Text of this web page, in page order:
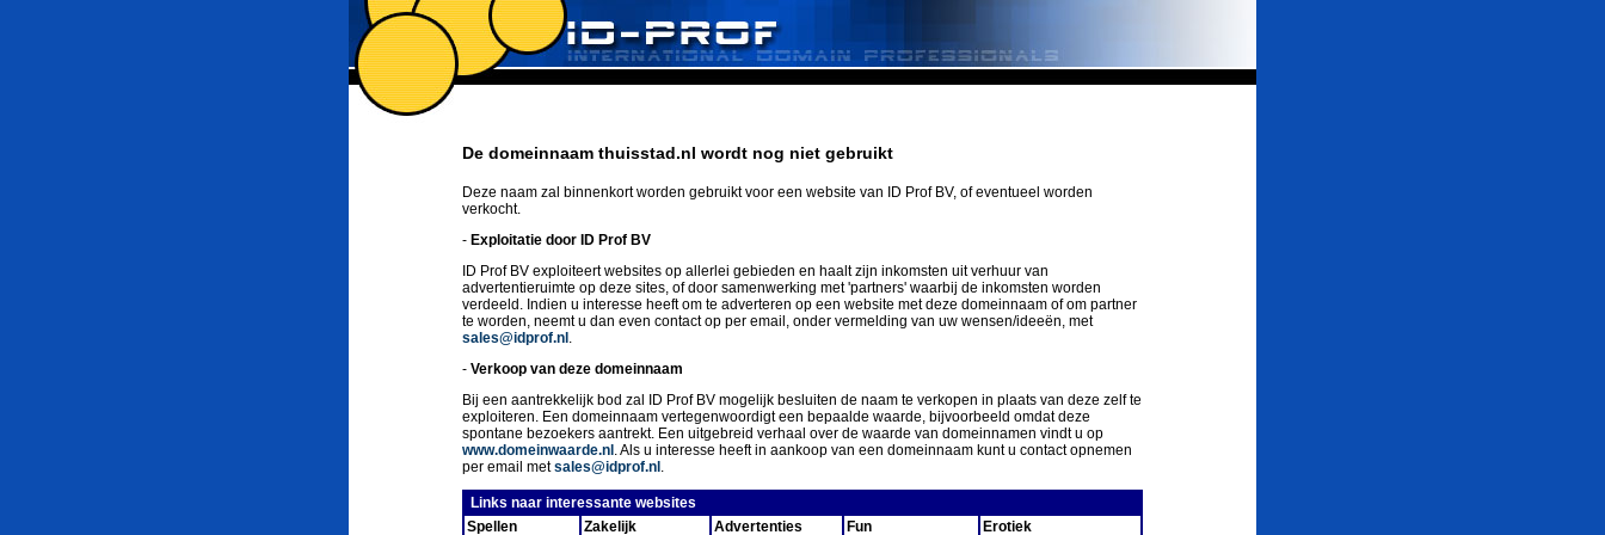
De domeinnaam thuisstad.nl wordt nog niet gebruikt
Deze naam zal binnenkort worden gebruikt voor een website van ID Prof BV, of eventueel worden
verkocht.
- Exploitatie door ID Prof BV
ID Prof BV exploiteert websites op allerlei gebieden en haalt zijn inkomsten uit verhuur van
advertentieruimte op deze sites, of door samenwerking met 'partners' waarbij de inkomsten worden
verdeeld. Indien u interesse heeft om te adverteren op een website met deze domeinnaam of om partner
te worden, neemt u dan even contact op per email, onder vermelding van uw wensen/ideeën, met
sales@idprof.nl .
- Verkoop van deze domeinnaam
Bij een aantrekkelijk bod zal ID Prof BV mogelijk besluiten de naam te verkopen in plaats van deze zelf te
exploiteren. Een domeinnaam vertegenwoordigt een bepaalde waarde, bijvoorbeeld omdat deze
spontane bezoekers aantrekt. Een uitgebreid verhaal over de waarde van domeinnamen vindt u op
www.domeinwaarde.nl . Als u interesse heeft in aankoop van een domeinnaam kunt u contact opnemen
per email metsales@idprof.nl .
Links naar interessante websites
Spellen
Zakelijk
Advertenties
Fun
Erotiek